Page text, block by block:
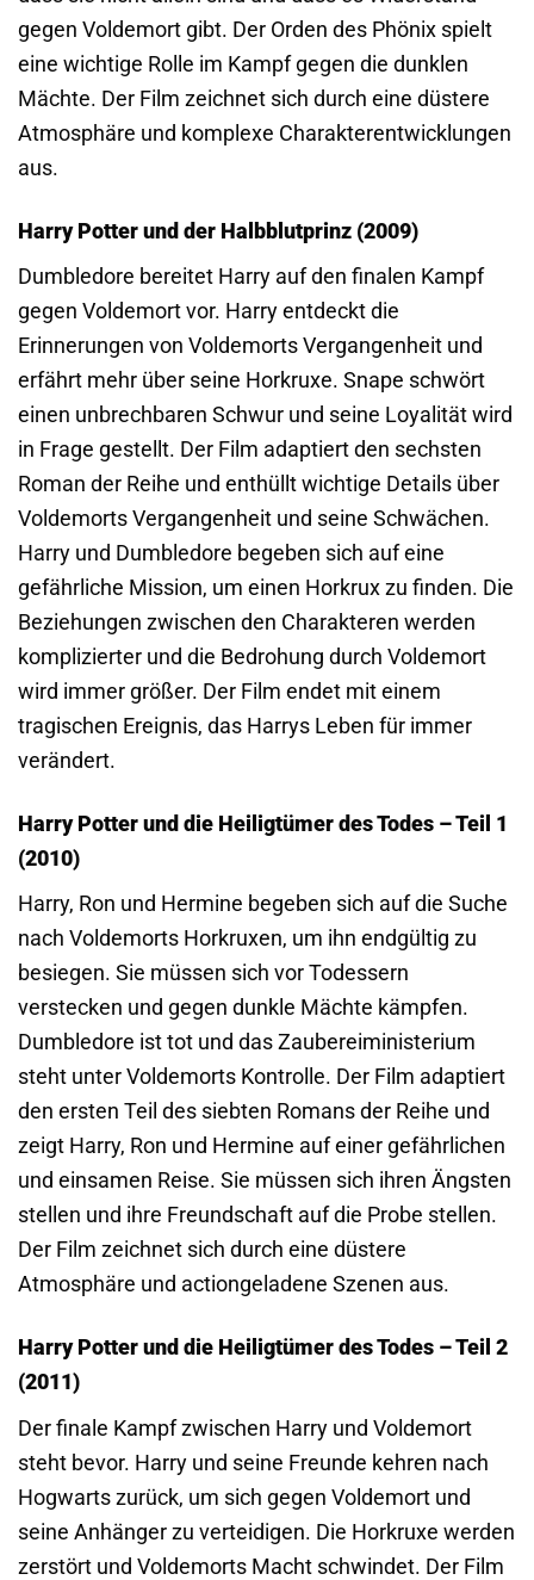
gegen Voldemort gibt. Der Orden des Phönix spielt
eine wichtige Rolle im Kampf gegen die dunklen
Mächte. Der Film zeichnet sich durch eine düstere
Atmosphäre und komplexe Charakterentwicklungen
aus.
Harry Potter und der Halbblutprinz (2009)
Dumbledore bereitet Harry auf den finalen Kampf
gegen Voldemort vor. Harry entdeckt die
Erinnerungen von Voldemorts Vergangenheit und
erfährt mehr über seine Horkruxe. Snape schwört
einen unbrechbaren Schwur und seine Loyalität wird
in Frage gestellt. Der Film adaptiert den sechsten
Roman der Reihe und enthüllt wichtige Details über
Voldemorts Vergangenheit und seine Schwächen.
Harry und Dumbledore begeben sich auf eine
gefährliche Mission, um einen Horkrux zu finden. Die
Beziehungen zwischen den Charakteren werden
komplizierter und die Bedrohung durch Voldemort
wird immer größer. Der Film endet mit einem
tragischen Ereignis, das Harrys Leben für immer
verändert.
Harry Potter und die Heiligtümer des Todes – Teil 1
(2010)
Harry, Ron und Hermine begeben sich auf die Suche
nach Voldemorts Horkruxen, um ihn endgültig zu
besiegen. Sie müssen sich vor Todessern
verstecken und gegen dunkle Mächte kämpfen.
Dumbledore ist tot und das Zaubereiministerium
steht unter Voldemorts Kontrolle. Der Film adaptiert
den ersten Teil des siebten Romans der Reihe und
zeigt Harry, Ron und Hermine auf einer gefährlichen
und einsamen Reise. Sie müssen sich ihren Ängsten
stellen und ihre Freundschaft auf die Probe stellen.
Der Film zeichnet sich durch eine düstere
Atmosphäre und actiongeladene Szenen aus.
Harry Potter und die Heiligtümer des Todes – Teil 2
(2011)
Der finale Kampf zwischen Harry und Voldemort
steht bevor. Harry und seine Freunde kehren nach
Hogwarts zurück, um sich gegen Voldemort und
seine Anhänger zu verteidigen. Die Horkruxe werden
zerstört und Voldemorts Macht schwindet. Der Film